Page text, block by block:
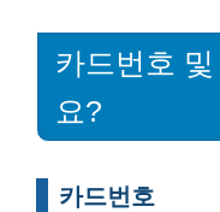
카드번호
요?
카드번호